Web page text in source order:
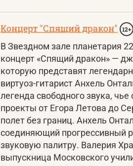
Концерт "Спящий дракон" 12+
В Звездном зале планетария
концерт «Спящий дракон» —
которую представят
виртуоз-гитарист Анхель
легенда свободного звука,
проекты от Егора Летова до
полет без границ. Анхель
соединяющий прогрессивный
звуковую палитру. Валерия
выпускница Московского